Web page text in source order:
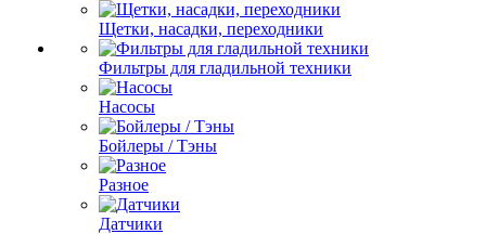
Щетки, насадки, переходники
Фильтры для гладильной техники
Насосы
Бойлеры / Тэны
Разное
Датчики